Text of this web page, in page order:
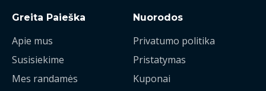
Greita Paieška
Apie mus
Susisiekime
Mes randamės
Nuorodos
Privatumo politika
Pristatymas
Kuponai